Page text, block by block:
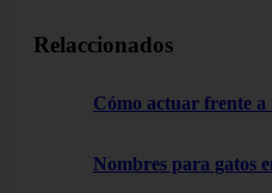
Relaccionados
Cómo actuar frente a
Nombres para gatos